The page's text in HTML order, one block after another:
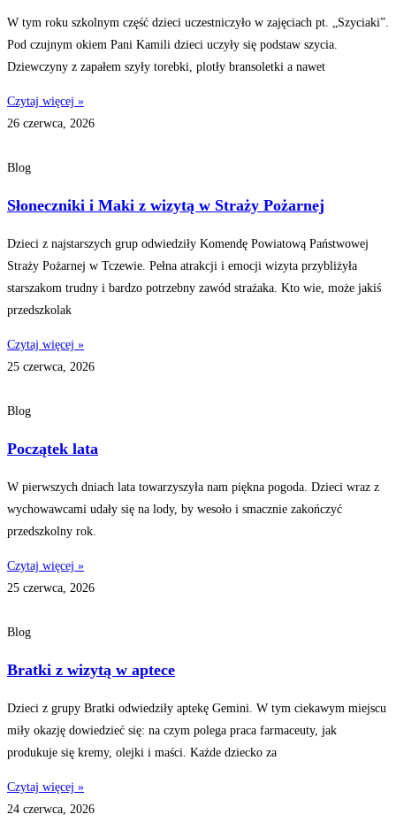
W tym roku szkolnym część dzieci uczestniczyło w zajęciach pt. „Szyciaki”.
Pod czujnym okiem Pani Kamili dzieci uczyły się podstaw szycia.
Dziewczyny z zapałem szyły torebki, plotły bransoletki a nawet
Czytaj więcej »
26 czerwca, 2026
Blog
Słoneczniki i Maki z wizytą w Straży Pożarnej
Dzieci z najstarszych grup odwiedziły Komendę Powiatową Państwowej
Straży Pożarnej w Tczewie. Pełna atrakcji i emocji wizyta przybliżyła
starszakom trudny i bardzo potrzebny zawód strażaka. Kto wie, może jakiś
przedszkolak
Czytaj więcej »
25 czerwca, 2026
Blog
Początek lata
W pierwszych dniach lata towarzyszyła nam piękna pogoda. Dzieci wraz z
wychowawcami udały się na lody, by wesoło i smacznie zakończyć
przedszkolny rok.
Czytaj więcej »
25 czerwca, 2026
Blog
Bratki z wizytą w aptece
Dzieci z grupy Bratki odwiedziły aptekę Gemini. W tym ciekawym miejscu
miły okazję dowiedzieć się: na czym polega praca farmaceuty, jak
produkuje się kremy, olejki i maści. Każde dziecko za
Czytaj więcej »
24 czerwca, 2026